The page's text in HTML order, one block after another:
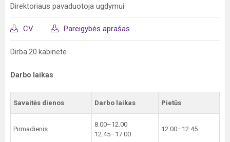
Direktoriaus pavaduotoja ugdymui
CV Pareigybės aprašas
Dirba 20 kabinete
Darbo laikas
Savaitės dienos Darbo laikas Pietūs
Pirmadienis
8.00–12.00
12.45–17.00
12.00–12.45